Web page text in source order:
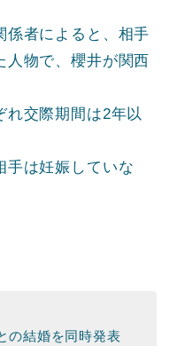
係者によると、相手
人物で、櫻井が関西
れ交際期間は2年以
手は妊娠していな
の結婚を同時発表